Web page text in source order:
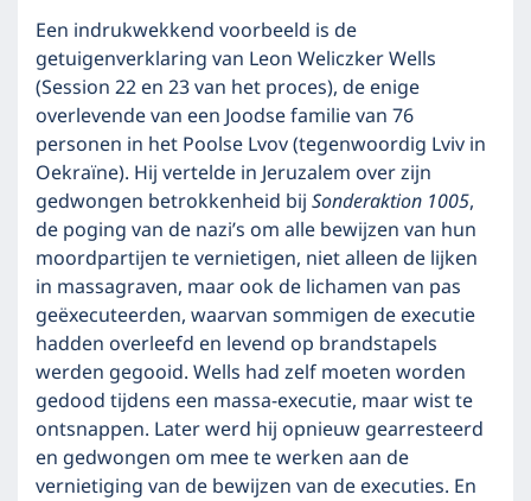
Een indrukwekkend voorbeeld is de
getuigenverklaring van Leon Weliczker Wells
(Session 22 en 23 van het proces), de enige
overlevende van een Joodse familie van 76
personen in het Poolse Lvov (tegenwoordig Lviv in
Oekraïne). Hij vertelde in Jeruzalem over zijn
gedwongen betrokkenheid bijSonderaktion 1005,
de poging van de nazi’s om alle bewijzen van hun
moordpartijen te vernietigen, niet alleen de lijken
in massagraven, maar ook de lichamen van pas
geëxecuteerden, waarvan sommigen de executie
hadden overleefd en levend op brandstapels
werden gegooid. Wells had zelf moeten worden
gedood tijdens een massa-executie, maar wist te
ontsnappen. Later werd hij opnieuw gearresteerd
en gedwongen om mee te werken aan de
vernietiging van de bewijzen van de executies. En